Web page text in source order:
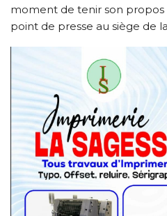
moment de tenir son
point de presse au siège de